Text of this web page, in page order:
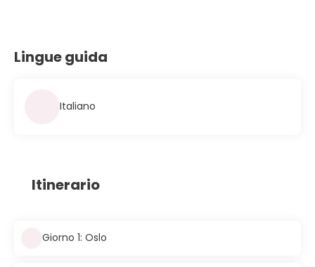
Lingue guida
Italiano
Itinerario
Giorno 1: Oslo